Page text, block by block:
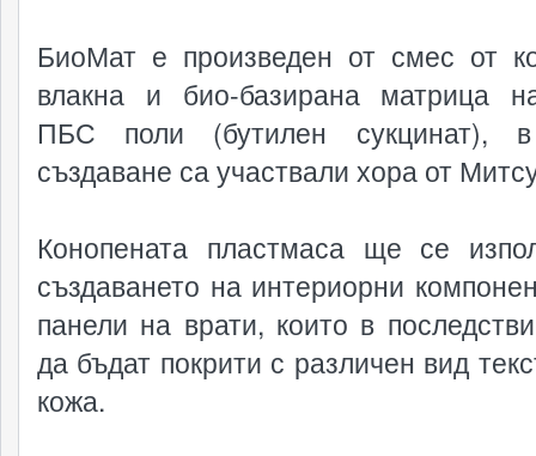
БиоМат е произведен от смес от
влакна и био-базирана матрица
ПБС поли (бутилен сукцинат),
създаване са участвали хора от
Конопената пластмаса ще се
създаването на интериорни
панели на врати, които в
да бъдат покрити с различен вид
кожа.